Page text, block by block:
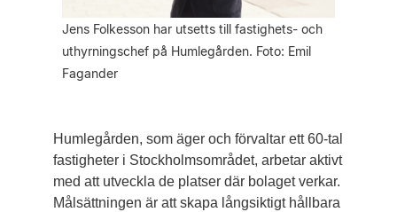
Jens Folkesson har utsetts till fastighets- och
uthyrningschef på Humlegården. Foto: Emil
Fagander
Humlegården, som äger och förvaltar ett 60-tal
fastigheter i Stockholmsområdet, arbetar aktivt
med att utveckla de platser där bolaget verkar.
Målsättningen är att skapa långsiktigt hållbara